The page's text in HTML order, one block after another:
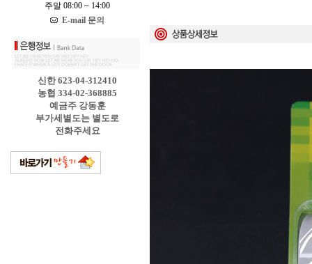
주말 08:00 ~ 14:00
E-mail 문의
신한 623-04-312410
농협 334-02-368885
예금주 강동훈
부가세별도는 별도로
전화주세요